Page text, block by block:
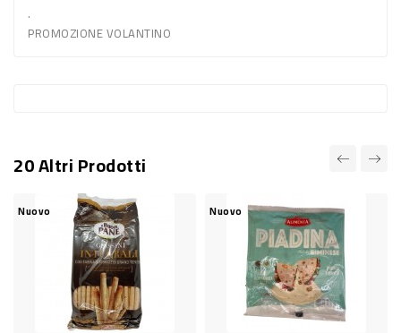
TESSUTI
DETERGENTI
SUPERFICI
ACCESSORI
.
PROMOZIONE VOLANTINO
20 Altri Prodotti
Nuovo Nuovo